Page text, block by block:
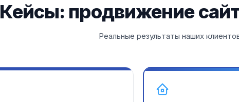
Кейсы: продвижение
Реальные результаты наших